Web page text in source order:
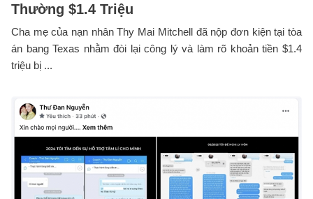
Thường $1.4 Triệu
Cha mẹ của nạn nhân Thy Mai Mitchell đã nộp đơn kiện tại tòa
án bang Texas nhằm đòi lại công lý và làm rõ khoản tiền $1.4
triệu bị ...